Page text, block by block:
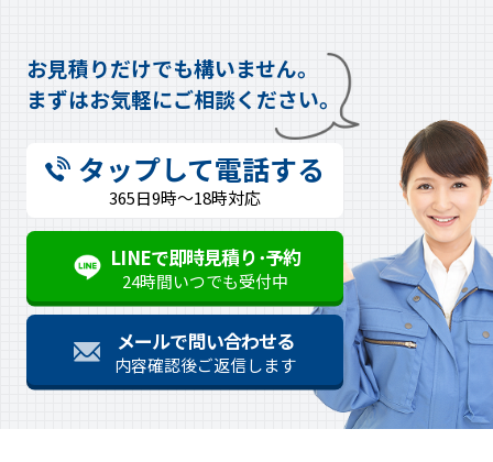
お見積りだけでも構いません。
まずはお気軽にご相談ください。
タップして電話する
365日9時～18時対応
LINEで即時見積り･予約
24時間いつでも受付中
メールで問い合わせる
内容確認後ご返信します